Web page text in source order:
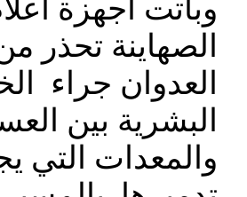
وباتت اجهزة
الصهاينة تحذر
العدوان جراء
البشرية بين
والمعدات التي